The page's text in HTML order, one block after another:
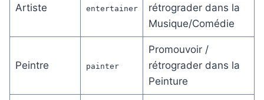
Artiste entertainer
rétrograder dans la
Musique/Comédie
Peintre painter
Promouvoir /
rétrograder dans la
Peinture